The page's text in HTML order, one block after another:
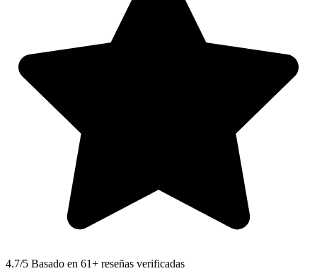
4.7/5 Basado en 61+ reseñas verificadas